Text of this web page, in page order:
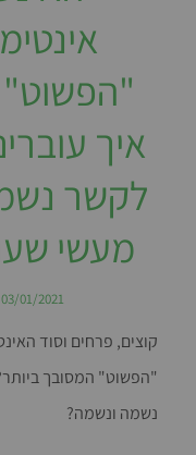
"הפשוט"
איך
לקשר
מעשי
03/01/2021
קוצים, פרחים וסוד
"הפשוט" המסובך
נשמה ונשמה?